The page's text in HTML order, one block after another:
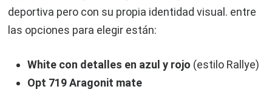
deportiva pero con su propia identidad visual. entre
las opciones para elegir están:
White con detalles en azul y rojo (estilo Rallye)
Opt 719 Aragonit mate